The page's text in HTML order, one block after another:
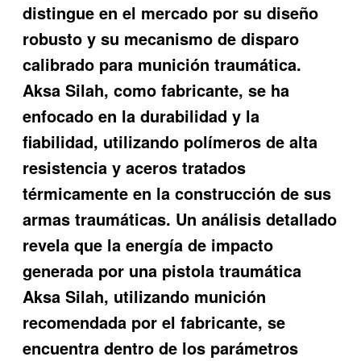
distingue en el mercado por su diseño
robusto y su mecanismo de disparo
calibrado para munición traumática.
Aksa Silah, como fabricante, se ha
enfocado en la durabilidad y la
fiabilidad, utilizando polímeros de alta
resistencia y aceros tratados
térmicamente en la construcción de sus
armas traumáticas. Un análisis detallado
revela que la energía de impacto
generada por una pistola traumática
Aksa Silah, utilizando munición
recomendada por el fabricante, se
encuentra dentro de los parámetros